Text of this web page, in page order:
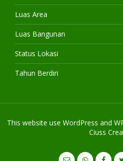
Luas Area
Luas Bangunan
Status Lokasi
Tahun Berdiri
This website use WordPress and
Ciuss